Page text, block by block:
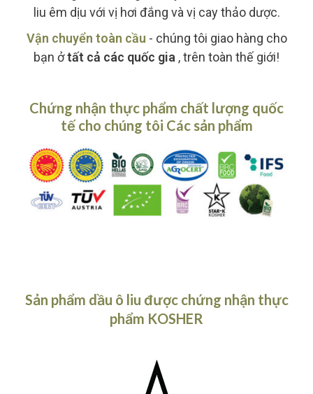
liu êm dịu với vị hơi đắng và vị cay thảo dược.
Vận chuyển toàn cầu - chúng tôi giao hàng cho
bạn ởtất cả các quốc gia , trên toàn thế giới!
Chứng nhận thực phẩm chất lượng quốc
tế cho chúng tôi Các sản phẩm
Sản phẩm dầu ô liu được chứng nhận thực
phẩm KOSHER